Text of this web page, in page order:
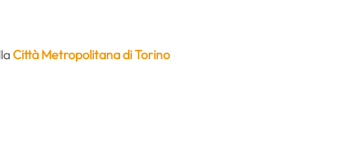
Città Metropolitana di Torino